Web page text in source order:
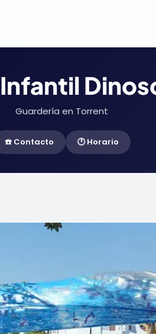
Guardería en Torrent
☎️ Contacto 🕐 Horario